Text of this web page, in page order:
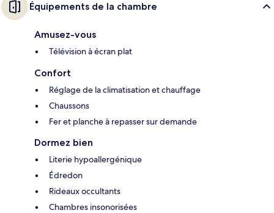
Équipements de la chambre
Amusez-vous
Télévision à écran plat
Confort
Réglage de la climatisation et chauffage
Chaussons
Fer et planche à repasser sur demande
Dormez bien
Literie hypoallergénique
Édredon
Rideaux occultants
Chambres insonorisées